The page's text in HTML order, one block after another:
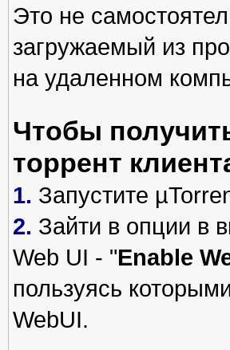
Это не
загружаемый из
на удаленном
Чтобы
торрент
1. Запустите
2. Зайти в опции в
Web UI - "Enable
пользуясь
WebUI.